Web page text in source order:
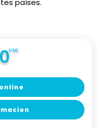
países.
USD